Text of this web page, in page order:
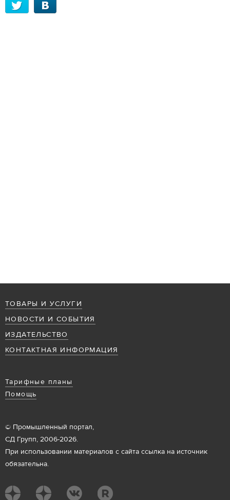
ТОВАРЫ И УСЛУГИ
НОВОСТИ И СОБЫТИЯ
ИЗДАТЕЛЬСТВО
КОНТАКТНАЯ ИНФОРМАЦИЯ
Тарифные планы
Помощь
© Промышленный портал,
СД Групп, 2006-2026.
При использовании материалов с сайта ссылка на источник
обязательна.